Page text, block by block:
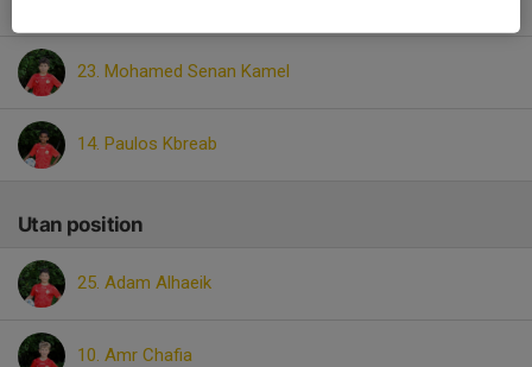
23. Mohamed Senan Kamel
14. Paulos Kbreab
Utan position
25. Adam Alhaeik
10. Amr Chafia